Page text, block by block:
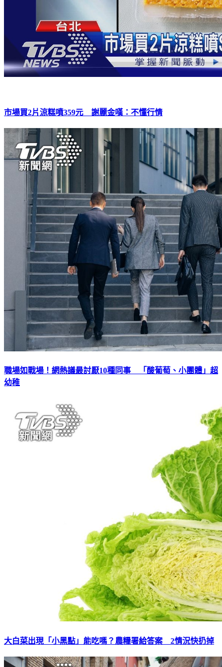
市場買2片涼糕噴359元 謝麗金嘆：不懂行情
職場如戰場！網熱議最討厭10種同事 「酸葡萄、小團體」超
幼稚
大白菜出現「小黑點」能吃嗎？農糧署給答案 2情況快扔掉